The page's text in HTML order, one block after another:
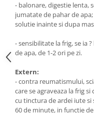
- balonare, digestie lenta,
jumatate de pahar de
solutie inainte si dupa
- sensibilitate la frig, se ia
de apa, de 1-2 ori pe zi.
Extern:
- contra reumatismului,
care se agraveaza la frig
cu tinctura de ardei iute si
60 de minute, in functie